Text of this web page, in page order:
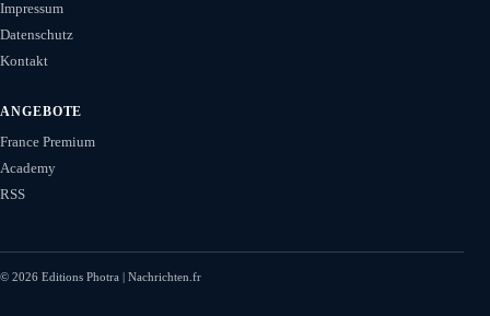
Impressum
Datenschutz
Kontakt
ANGEBOTE
France Premium
Academy
RSS
© 2026 Editions Photra | Nachrichten.fr